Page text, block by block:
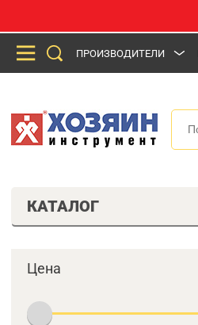
ПРОИЗВОДИТЕЛИ
КАТАЛОГ
Цена